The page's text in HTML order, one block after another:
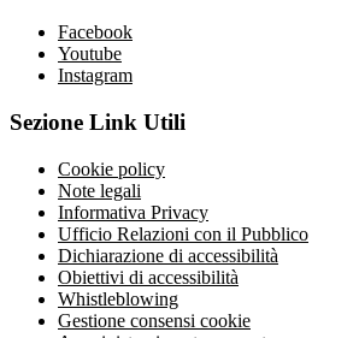
Facebook
Youtube
Instagram
Sezione Link Utili
Cookie policy
Note legali
Informativa Privacy
Ufficio Relazioni con il Pubblico
Dichiarazione di accessibilità
Obiettivi di accessibilità
Whistleblowing
Gestione consensi cookie